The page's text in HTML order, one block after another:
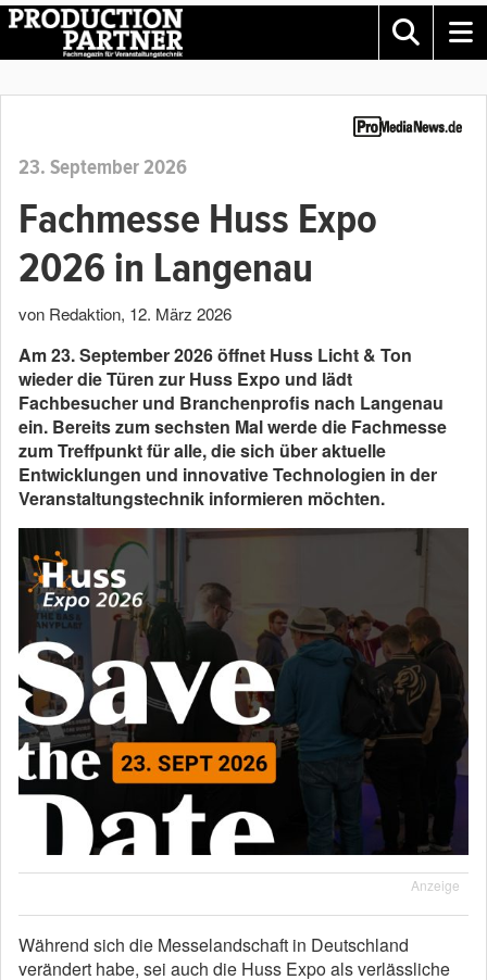
23. September 2026
Fachmesse Huss Expo
2026 in Langenau
von Redaktion, 12. März 2026
Am 23. September 2026 öffnet Huss Licht & Ton
wieder die Türen zur Huss Expo und lädt
Fachbesucher und Branchenprofis nach Langenau
ein. Bereits zum sechsten Mal werde die Fachmesse
zum Treffpunkt für alle, die sich über aktuelle
Entwicklungen und innovative Technologien in der
Veranstaltungstechnik informieren möchten.
Anzeige
Während sich die Messelandschaft in Deutschland
verändert habe, sei auch die Huss Expo als verlässliche